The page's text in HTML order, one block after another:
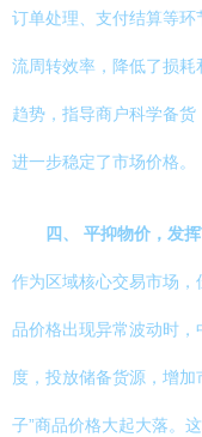
订单处理、支付结算等
流周转效率，降低了损
趋势，指导商户科学备货
进一步稳定了市场价格。
四、 平抑物价，发
作为区域核心交易市场
品价格出现异常波动时
度，投放储备货源，增
子”商品价格大起大落。